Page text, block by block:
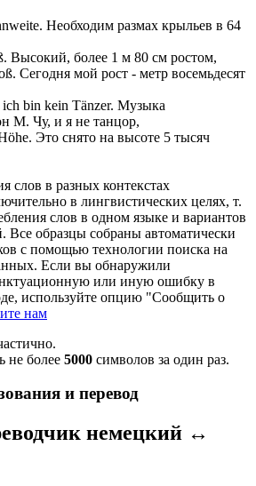
Необходим размах крыльев в 64
Высокий, более 1 м 80 см ростом,
Сегодня мой рост - метр восемьдесят
bin kein Tänzer. Музыка
М. Чу, и я не танцор,
Это снято на высоте 5 тысяч
слов в разных контекстах
в лингвистических целях, т.
слов в одном языке и вариантов
Все образцы собраны автоматически
с помощью технологии поиска на
Если вы обнаружили
или иную ошибку в
используйте опцию "Сообщить о
нам
не более 5000 символов за один раз.
и перевод
немецкий ↔